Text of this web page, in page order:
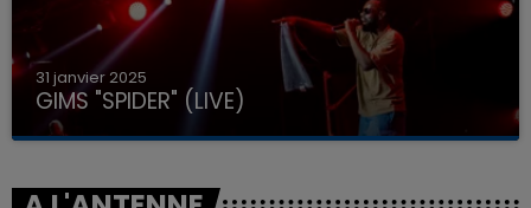
31 janvier 2025
GIMS "SPIDER" (LIVE)